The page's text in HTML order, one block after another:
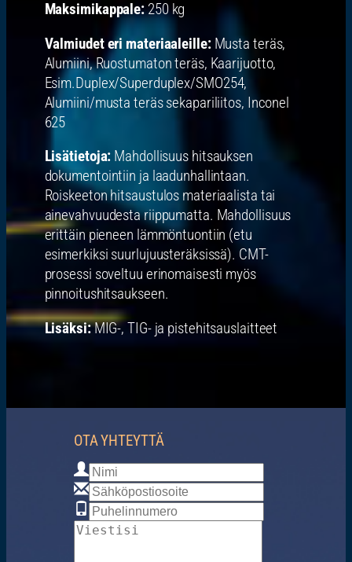
Maksimikappale:250 kg
Valmiudet eri materiaaleille:Musta teräs,
Alumiini, Ruostumaton teräs, Kaarijuotto,
Esim.Duplex/Superduplex/SMO254,
Alumiini/musta teräs sekapariliitos, Inconel
625
Lisätietoja: Mahdollisuus hitsauksen
dokumentointiin ja laadunhallintaan.
Roiskeeton hitsaustulos materiaalista tai
ainevahvuudesta riippumatta. Mahdollisuus
erittäin pieneen lämmöntuontiin (etu
esimerkiksi suurlujuusteräksissä). CMT-
prosessi soveltuu erinomaisesti myös
pinnoitushitsaukseen.
Lisäksi:MIG-, TIG- ja pistehitsauslaitteet
OTA YHTEYTTÄ